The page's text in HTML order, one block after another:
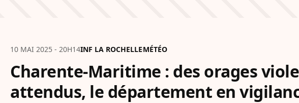
10 MAI 2025 - 20H14INF LA ROCHELLEMÉTÉO
Charente-Maritime : des orages
attendus, le département en